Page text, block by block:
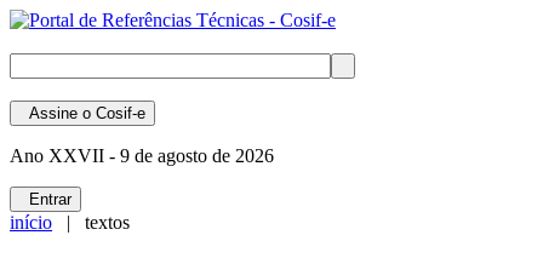
Assine o Cosif-e
Ano XXVII - 9 de agosto de 2026
Entrar
início | textos